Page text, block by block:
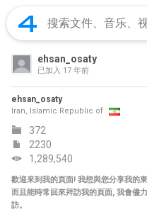
ehsan_osaty
已加入 17 年前
ehsan_osaty
Iran, Islamic Republic of
372
2230
1,289,540
歡迎來到我的頁面! 我想與您分享我的
而且能時常回來拜訪我的頁面, 我會儘
訪。